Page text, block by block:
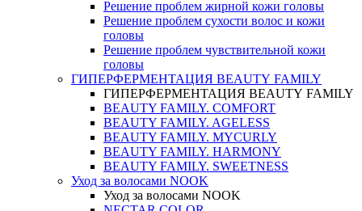
Решение проблем жирной кожи головы
Решение проблем сухости волос и кожи
головы
Решение проблем чувствительной кожи
головы
ГИПЕРФЕРМЕНТАЦИЯ BEAUTY FAMILY
ГИПЕРФЕРМЕНТАЦИЯ BEAUTY FAMILY
BEAUTY FAMILY. COMFORT
BEAUTY FAMILY. AGELESS
BEAUTY FAMILY. MYCURLY
BEAUTY FAMILY. HARMONY
BEAUTY FAMILY. SWEETNESS
Уход за волосами NOOK
Уход за волосами NOOK